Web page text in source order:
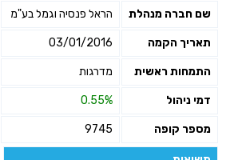
שם חברה מנהלת הראל פנסיה וגמל בע"מ
תאריך הקמה 03/01/2016
התמחות ראשית מדרגות
דמי ניהול 0.55%
מספר קופה 9745
שליחה